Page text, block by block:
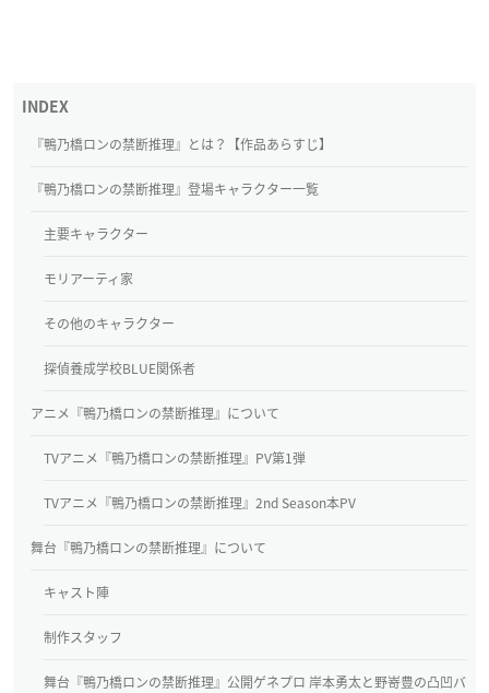
『鴨乃橋ロンの禁断推理』とは？【作品あらすじ】
『鴨乃橋ロンの禁断推理』登場キャラクター一覧
主要キャラクター
モリアーティ家
その他のキャラクター
探偵養成学校BLUE関係者
アニメ『鴨乃橋ロンの禁断推理』について
TVアニメ『鴨乃橋ロンの禁断推理』PV第1弾
TVアニメ『鴨乃橋ロンの禁断推理』2nd Season本PV
舞台『鴨乃橋ロンの禁断推理』について
キャスト陣
制作スタッフ
舞台『鴨乃橋ロンの禁断推理』公開ゲネプロ 岸本勇太と野嵜豊の凸凹バ